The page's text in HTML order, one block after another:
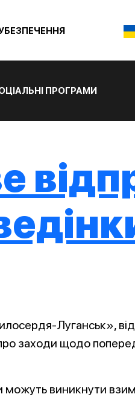
ПРОГРАМИ
Луганськ»,
про заходи щодо
можуть виникнути